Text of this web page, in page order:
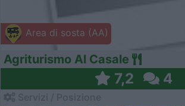
Area di sosta (AA)
Agriturismo Al Casale
7,2 4